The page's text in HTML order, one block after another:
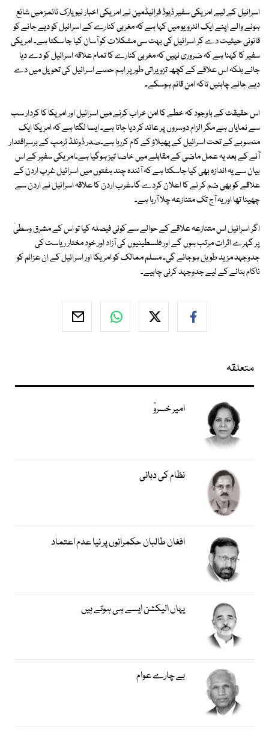
اسرائیل کے لیے امریکی سفیر ڈیوڈ فرائیڈمین نے امریکی اخبار نیویارک ٹائمز میں شائع
ہونے والے اپنے ایک انٹرویو میں کہا ہے کہ مغربی کنارے کے اسرائیل کو دیے جانے کو
قانونی حیثیت دے کر اسرائیل کی بہت سی مشکلات کو آسان کیا جا سکتا ہے۔ امریکی
سفیر کا کہنا ہے کہ ضروری نہیں کہ مغربی کنارے کا تمام علاقہ اسرائیل کو دے دیا
جائے بلکہ اس علاقے کے کچھ تزویراتی طور پر اہم حصے اسرائیل کی تحویل میں دے
دیے جانے چاہئیں تاکہ امن قائم ہوسکے۔
اس حقیقت کے باوجود کہ خطے کا امن خراب کرنے میں اسرائیل اور امریکا کا کردار سب
سے نمایاں ہے مگر الزام دوسروں پر عائد کر دیا جاتا ہے۔ ایسا لگتا ہے کہ امریکا ایک
منصوبے کے تحت اسرائیل کے پھیلاؤ کے کام کررہا ہے۔صدر ڈونلڈ ٹرمپ کے برسراقتدار
آنے کے بعد یہ عمل ماضی کے مقابلے میں خاصا تیز ہوگیا ہے۔امریکی سفیر کے اس
بیان سے یہ اندازہ بھی کیا جاسکتا ہے کہ آئندہ چند ہفتوں میں اسرائیل غرب اردن کے
علاقے کو بھی ضم کر نے کا اعلان کردے گا۔غرب اردن کا علاقہ اسرائیل نے اردن سے
چھینا تھا اور یہ آج تک متنازعہ چلا آرہا ہے۔
اگر اسرائیل اس متنازعہ علاقے کے حوالے سے کوئی فیصلہ کیا تو اس کے مشرق وسطیٰ
پر گہرے اثرات مرتب ہوں گے اور فلسطینیوں کی آزاد اور خود مختار ریاست کی
جدوجہد مزید طویل ہوجائے گی۔ مسلم ممالک کو امریکا اور اسرائیل کے ان عزائم کو
ناکام بنانے کے لیے جدوجہد کرنی چاہیے۔
متعلقہ
امیر خسروؒ
نظام کی دہائی
افغان طالبان حکمرانوں پر نیا عدم اعتماد
یہاں الیکشن ایسے ہی ہوتے ہیں
بے چارے عوام